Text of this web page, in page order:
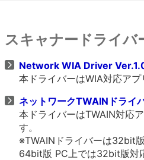
スキャナードライバ
Network WIA Driver
本ドライバーはWIA対応ア
ネットワークTWAINドライ
本ドライバーはTWAIN対応
す。
※TWAINドライバーは32bit
64bit版 PC上では32bit版対